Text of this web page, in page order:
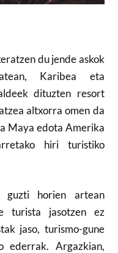
du jende askok
Karibea eta
dituzten resort
altxorra omen da
Maya edota Amerika
hiri turistiko
horien artean
turista jasotzen ez
jaso, turismo-gune
ederrak. Argazkian,